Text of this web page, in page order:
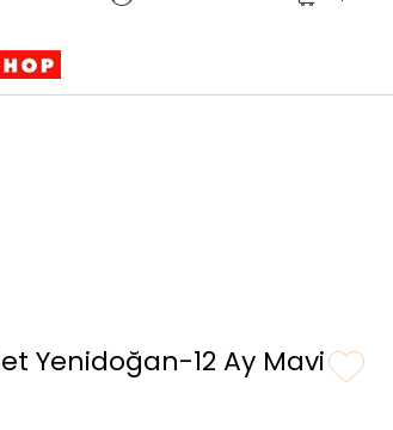
Yenidoğan-12 Ay Mavi